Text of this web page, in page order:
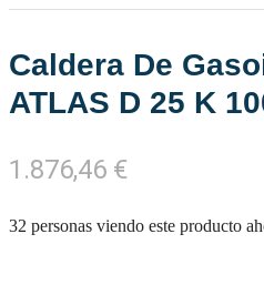
Caldera De
ATLAS D 25 K
1.876,46 €
32 personas viendo este producto